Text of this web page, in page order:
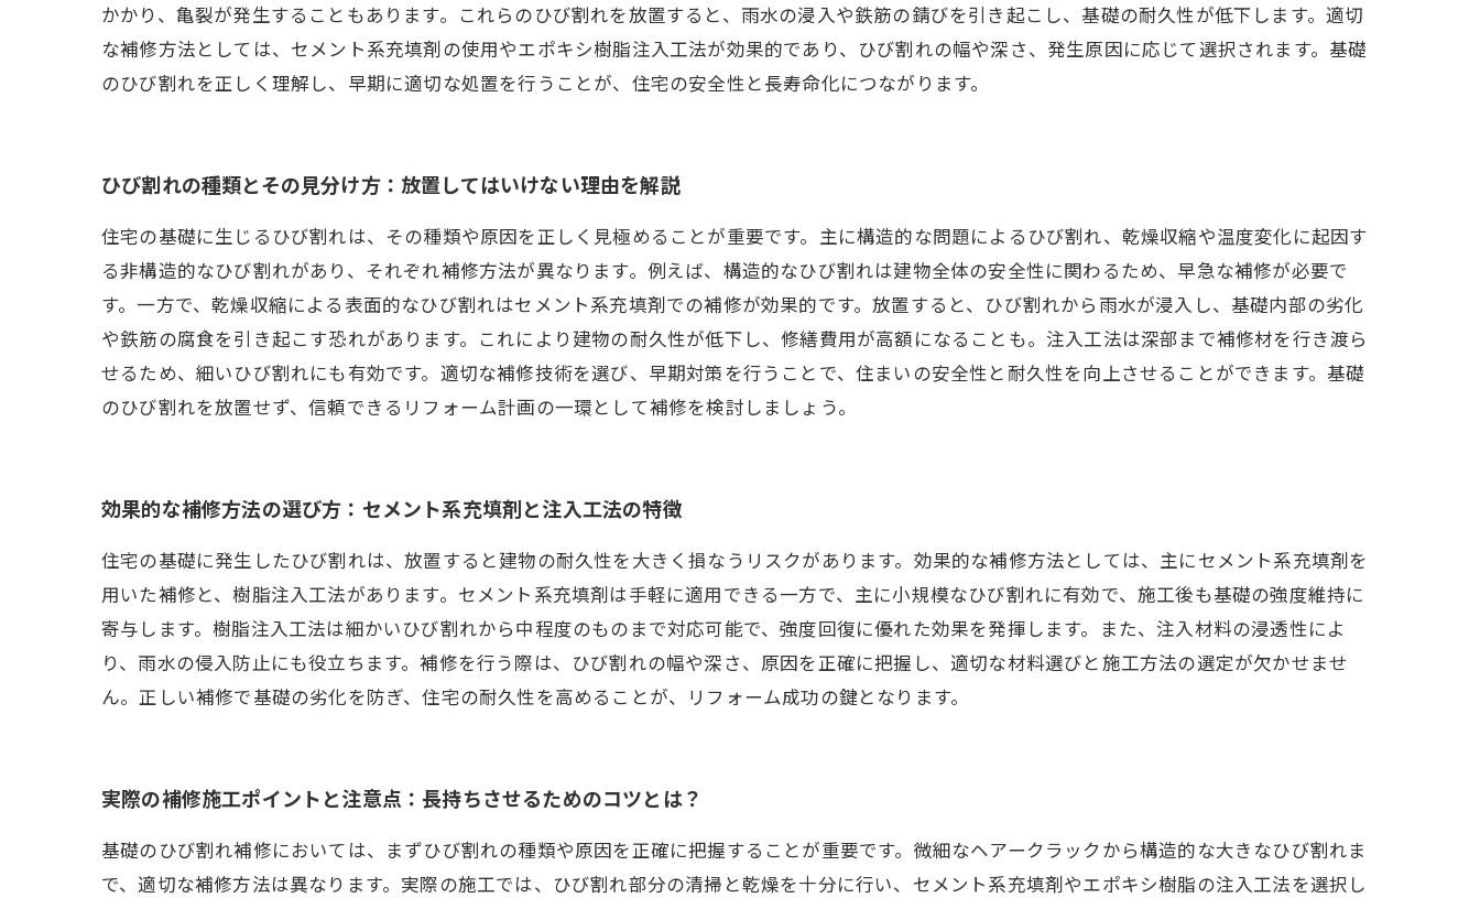
かかり、亀裂が発生することもあります。これらのひび割れを放置すると、雨水の浸入や鉄筋の錆びを引き起こし、基礎の耐久性が低下します。適切
な補修方法としては、セメント系充填剤の使用やエポキシ樹脂注入工法が効果的であり、ひび割れの幅や深さ、発生原因に応じて選択されます。基礎
のひび割れを正しく理解し、早期に適切な処置を行うことが、住宅の安全性と長寿命化につながります。
ひび割れの種類とその見分け方：放置してはいけない理由を解説
住宅の基礎に生じるひび割れは、その種類や原因を正しく見極めることが重要です。主に構造的な問題によるひび割れ、乾燥収縮や温度変化に起因す
る非構造的なひび割れがあり、それぞれ補修方法が異なります。例えば、構造的なひび割れは建物全体の安全性に関わるため、早急な補修が必要で
す。一方で、乾燥収縮による表面的なひび割れはセメント系充填剤での補修が効果的です。放置すると、ひび割れから雨水が浸入し、基礎内部の劣化
や鉄筋の腐食を引き起こす恐れがあります。これにより建物の耐久性が低下し、修繕費用が高額になることも。注入工法は深部まで補修材を行き渡ら
せるため、細いひび割れにも有効です。適切な補修技術を選び、早期対策を行うことで、住まいの安全性と耐久性を向上させることができます。基礎
のひび割れを放置せず、信頼できるリフォーム計画の一環として補修を検討しましょう。
効果的な補修方法の選び方：セメント系充填剤と注入工法の特徴
住宅の基礎に発生したひび割れは、放置すると建物の耐久性を大きく損なうリスクがあります。効果的な補修方法としては、主にセメント系充填剤を
用いた補修と、樹脂注入工法があります。セメント系充填剤は手軽に適用できる一方で、主に小規模なひび割れに有効で、施工後も基礎の強度維持に
寄与します。樹脂注入工法は細かいひび割れから中程度のものまで対応可能で、強度回復に優れた効果を発揮します。また、注入材料の浸透性によ
り、雨水の侵入防止にも役立ちます。補修を行う際は、ひび割れの幅や深さ、原因を正確に把握し、適切な材料選びと施工方法の選定が欠かせませ
ん。正しい補修で基礎の劣化を防ぎ、住宅の耐久性を高めることが、リフォーム成功の鍵となります。
実際の補修施工ポイントと注意点：長持ちさせるためのコツとは？
基礎のひび割れ補修においては、まずひび割れの種類や原因を正確に把握することが重要です。微細なヘアークラックから構造的な大きなひび割れま
で、適切な補修方法は異なります。実際の施工では、ひび割れ部分の清掃と乾燥を十分に行い、セメント系充填剤やエポキシ樹脂の注入工法を選択し